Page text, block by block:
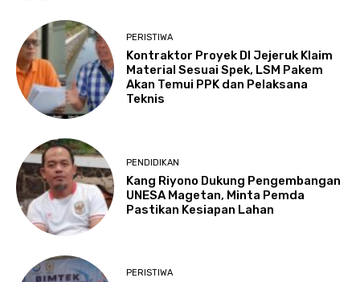
PERISTIWA
Kontraktor Proyek DI Jejeruk Klaim
Material Sesuai Spek, LSM Pakem
Akan Temui PPK dan Pelaksana
Teknis
PENDIDIKAN
Kang Riyono Dukung Pengembangan
UNESA Magetan, Minta Pemda
Pastikan Kesiapan Lahan
PERISTIWA